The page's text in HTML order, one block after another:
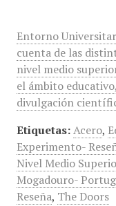
Entorno
cuenta de las
nivel medio
el ámbito
divulgación
Etiquetas: Acero,
Experimento-
Nivel Medio
Mogadouro-
Reseña, The Doors